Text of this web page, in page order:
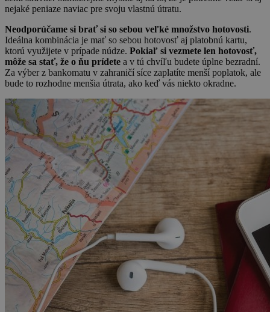
nejaké peniaze naviac pre svoju vlastnú útratu.
Neodporúčame si brať si so sebou veľké množstvo hotovosti.
Ideálna kombinácia je mať so sebou hotovosť aj platobnú kartu,
ktorú využijete v prípade núdze. Pokiaľ si vezmete len hotovosť,
môže sa stať, že o ňu prídete a v tú chvíľu budete úplne bezradní.
Za výber z bankomatu v zahraničí síce zaplatíte menší poplatok, ale
bude to rozhodne menšia útrata, ako keď vás niekto okradne.